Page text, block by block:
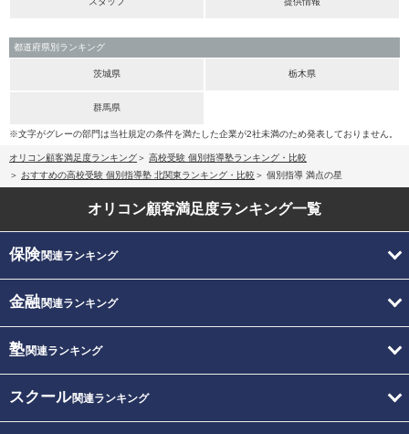
都道府県別ランキング
茨城県 栃木県
群馬県
※文字がグレーの部門は当社規定の条件を満たした企業が2社未満のため発表しておりません。
オリコン顧客満足度ランキング
高校受験 個別指導塾ランキング・比較
おすすめの高校受験 個別指導塾 北関東ランキング・比較
個別指導 満点の星
オリコン顧客満足度ランキング一覧
保険関連ランキング
金融関連ランキング
塾関連ランキング
スクール関連ランキング